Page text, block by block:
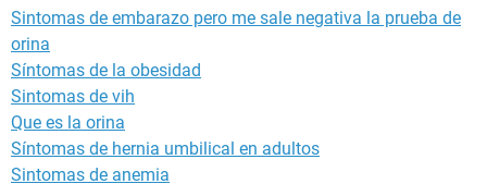
Sintomas de embarazo pero me sale negativa la prueba de
orina
Síntomas de la obesidad
Sintomas de vih
Que es la orina
Síntomas de hernia umbilical en adultos
Sintomas de anemia